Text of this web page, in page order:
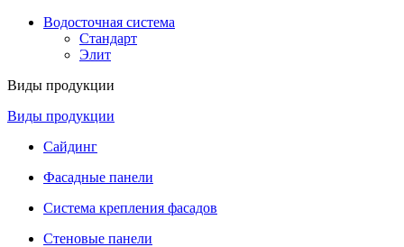
Водосточная система
Стандарт
Элит
Виды продукции
Виды продукции
Сайдинг
Фасадные панели
Система крепления фасадов
Стеновые панели